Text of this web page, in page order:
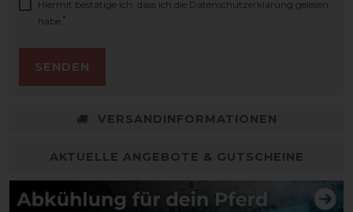
Hiermit bestätige ich, dass ich die Daten­schutz­erklärung gelesen
habe. *
SENDEN
VERSANDINFORMATIONEN
AKTUELLE ANGEBOTE & GUTSCHEINE